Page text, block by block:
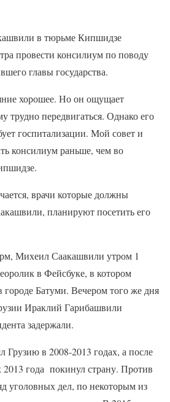
в тюрьме Кипшидзе
провести консилиум по поводу
главы государства.
хорошее. Но он ощущает
трудно передвигаться. Однако его
госпитализации. Мой совет и
консилиум раньше, чем во
врачи которые должны
планируют посетить его
Михеил Саакашвили утром 1
в Фейсбуке, в котором
городе Батуми. Вечером того же дня
Ираклий Гарибашвили
задержали.
Грузию в 2008-2013 годах, а после
года покинул страну. Против
уголовных дел, по некоторым из